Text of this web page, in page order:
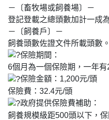
－〔畜牧場或飼養場〕－
登記登載之總頭數加計一成
－〔飼養戶〕－
飼養頭數佐證文件所載頭數。
保險期間：
6個月為一個保險期，一年有
保險金額：1,200元/頭
保險費：32.4元/頭
政府提供保險費補助：
飼養規模級距500頭以下，